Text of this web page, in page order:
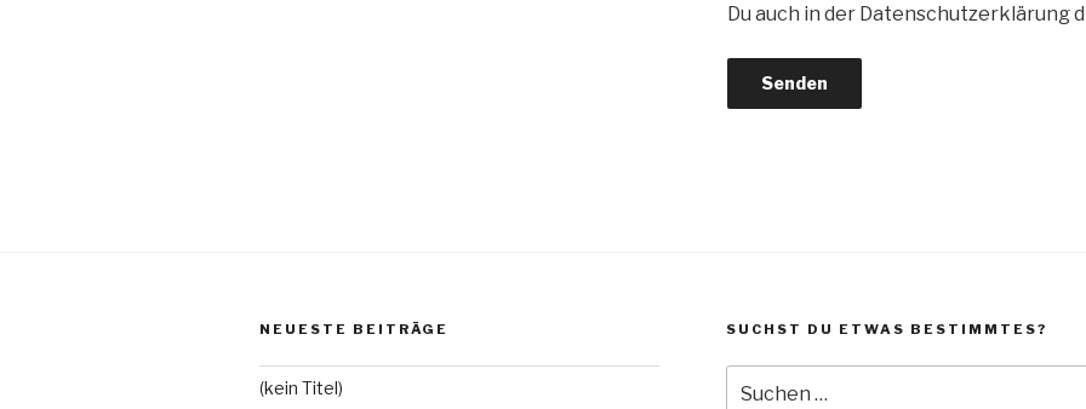
Du auch in der Datenschutzerklärung
NEUESTE BEITRÄGE
(kein Titel)
SUCHST DU ETWAS BESTIMMTES?
nach: